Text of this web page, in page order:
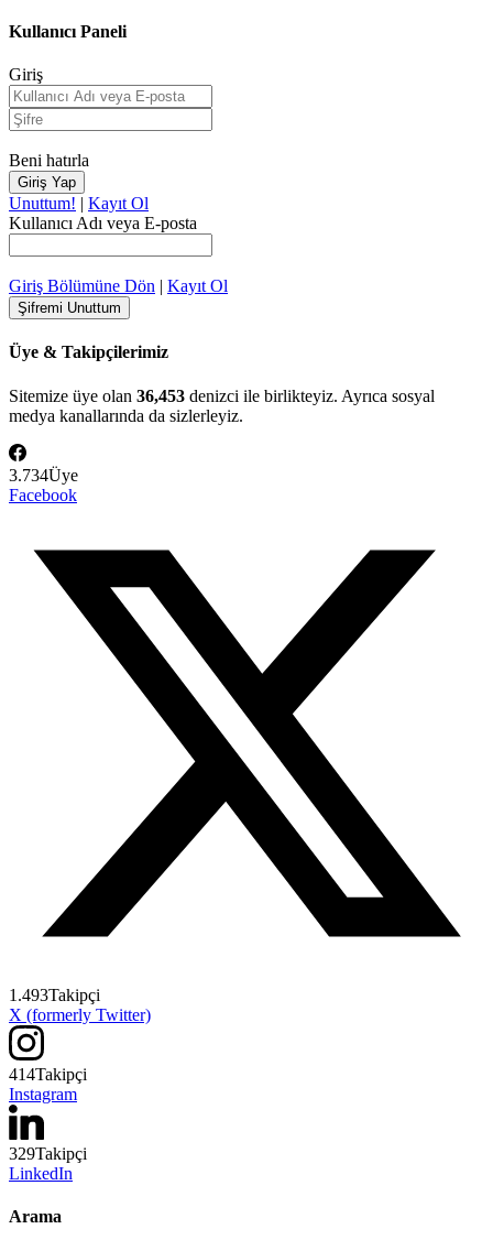
Kullanıcı Paneli
Giriş
Beni hatırla
Unuttum! | Kayıt Ol
Kullanıcı Adı veya E-posta
Giriş Bölümüne Dön | Kayıt Ol
Üye & Takipçilerimiz
Sitemize üye olan 36,453 denizci ile birlikteyiz. Ayrıca sosyal
medya kanallarında da sizlerleyiz.
3.734Üye
Facebook
1.493Takipçi
X (formerly Twitter)
414Takipçi
Instagram
329Takipçi
LinkedIn
Arama